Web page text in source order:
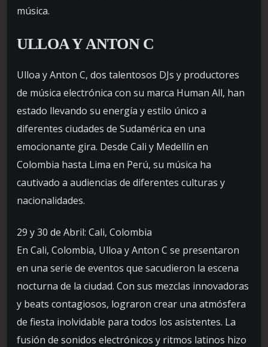
música.
ULLOA Y ANTON C
Ulloa y Anton C, dos talentosos DJs y productores
de música electrónica con su marca Human All, han
estado llevando su energía y estilo único a
diferentes ciudades de Sudamérica en una
emocionante gira. Desde Cali y Medellín en
Colombia hasta Lima en Perú, su música ha
cautivado a audiencias de diferentes culturas y
nacionalidades.
29 y 30 de Abril: Cali, Colombia
En Cali, Colombia, Ulloa y Anton C se presentaron
en una serie de eventos que sacudieron la escena
nocturna de la ciudad. Con sus mezclas innovadoras
y beats contagiosos, lograron crear una atmósfera
de fiesta inolvidable para todos los asistentes. La
fusión de sonidos electrónicos y ritmos latinos hizo